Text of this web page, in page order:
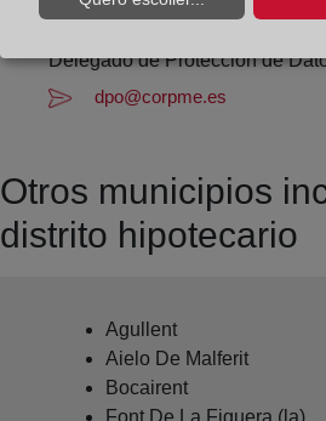
Gema Reig Palmero
Delegado de Protección de
dpo@corpme.es
Otros municipios
distrito hipotecario
Agullent
Aielo De Malferit
Bocairent
Font De La Figuera (la)